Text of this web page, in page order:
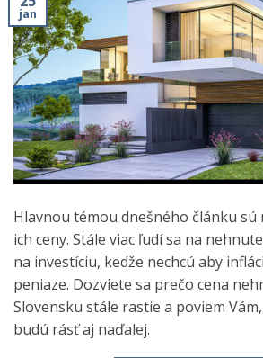
jan
Hlavnou témou dnešného článku
ich ceny. Stále viac ľudí sa na
na investíciu, kedže nechcú aby
peniaze. Dozviete sa prečo cena
Slovensku stále rastie a poviem
budú rásť aj naďalej.